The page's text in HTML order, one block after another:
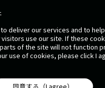
deliver our services and to
use our site. If these
of the site will not function
use of cookies, please click I